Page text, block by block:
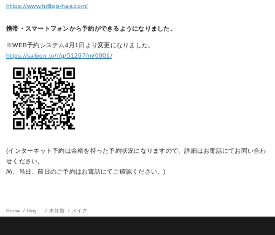
https://www.hilltop-hair.com/
携帯・スマートフォンから予約ができるようになりました。
※WEB予約システム4月1日より変更になりました。
https://saloon.to/r/g/51207/m/0001/
(インターネット予約は余裕を持った予約状況になりますので、詳細はお電話にてお問い合わ
せください。
尚、当日、前日のご予約はお電話にてご確認ください。)
Home blog 未分類 メイク